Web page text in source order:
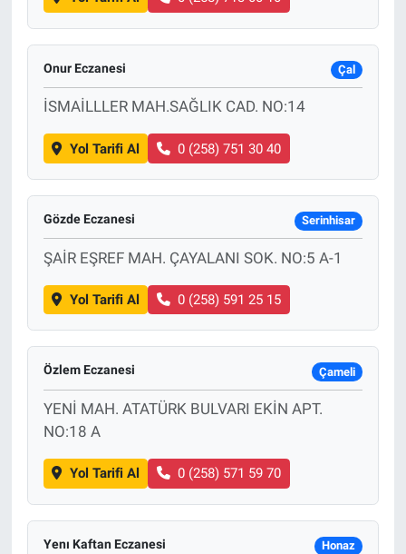
Onur Eczanesi Çal
İSMAİLLLER MAH.SAĞLIK CAD. NO:14
Yol Tarifi Al 0 (258) 751 30 40
Gözde Eczanesi Serinhisar
ŞAİR EŞREF MAH. ÇAYALANI SOK. NO:5 A-1
Yol Tarifi Al 0 (258) 591 25 15
Özlem Eczanesi Çameli
YENİ MAH. ATATÜRK BULVARI EKİN APT.
NO:18 A
Yol Tarifi Al 0 (258) 571 59 70
Yenı Kaftan Eczanesi Honaz